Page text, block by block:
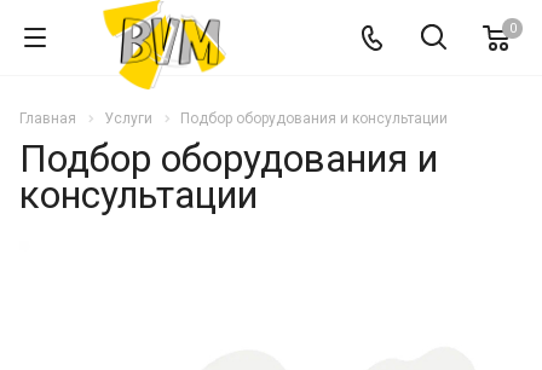
0
Главная Услуги Подбор оборудования и консультации
Подбор оборудования и
консультации